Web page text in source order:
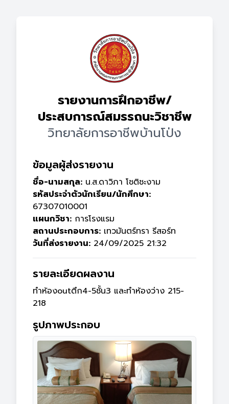
รายงานการฝึกอาชีพ/
ประสบการณ์สมรรถนะวิชาชีพ
วิทยาลัยการอาชีพบ้านโป่ง
ข้อมูลผู้ส่งรายงาน
ชื่อ-นามสกุล: น.ส.ดาวิภา โชติชะงาม
รหัสประจำตัวนักเรียน/นักศึกษา:
67307010001
แผนกวิชา: การโรงแรม
สถานประกอบการ: เทวมันตร์ทรา รีสอร์ท
วันที่ส่งรายงาน: 24/09/2025 21:32
รายละเอียดผลงาน
ทำห้องoutตึก4-5ชั้น3 และทำห้องว่าง 215-
218
รูปภาพประกอบ